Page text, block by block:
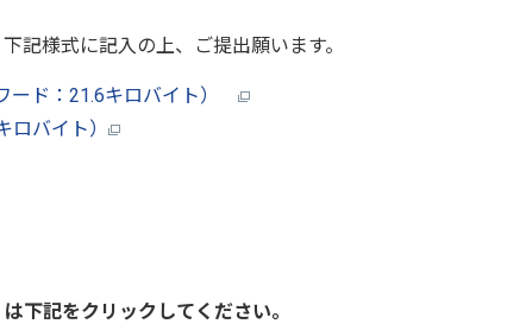
下記様式に記入の上、ご提出願います。
ード：21.6キロバイト）
バイト）
下記をクリックしてください。